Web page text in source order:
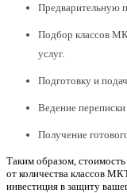
Предварительную
Подбор классов
услуг.
Подготовку и
Ведение переписки
Получение
Таким образом,
от количества классов
инвестиция в защиту